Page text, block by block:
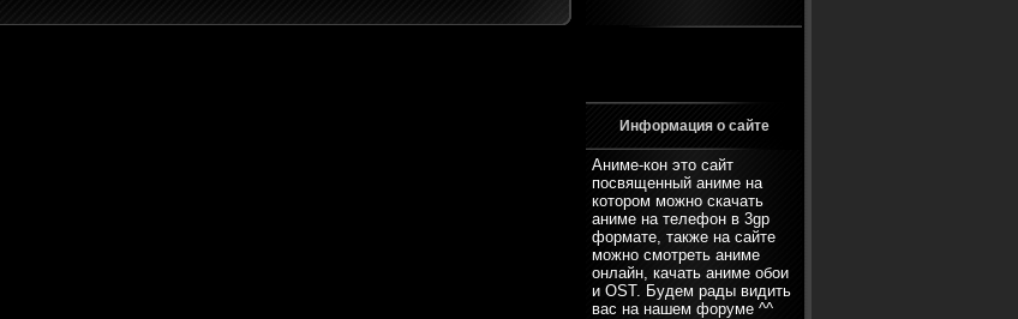
Информация о сайте
Аниме-кон это сайт
посвященный аниме на
котором можно скачать
аниме на телефон в 3gp
формате, также на сайте
можно смотреть аниме
онлайн, качать аниме обои
и OST. Будем рады видить
вас на нашем форуме ^^